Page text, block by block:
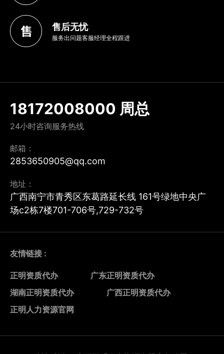
售后无忧
服务出问题客服经理全程跟进
18172008000 周总
24小时咨询服务热线
邮箱：
2853650905@qq.com
地址：
广西南宁市青秀区东葛路延长线 161号绿地中央广
场c2栋7楼701-706号,729-732号
友情链接 :
正明资质代办
广东正明资质代办
湖南正明资质代办
广西正明资质代办
正明人力资源官网